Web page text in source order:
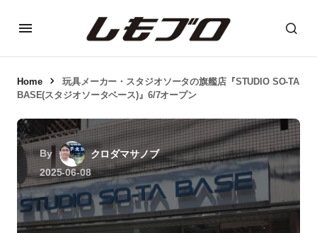
Home
玩具メーカー・スタジオソータの旗艦店『STUDIO SO-TA
BASE(スタジオソータベース)』6/7オープン
By
クロダマサノブ
2025-06-08